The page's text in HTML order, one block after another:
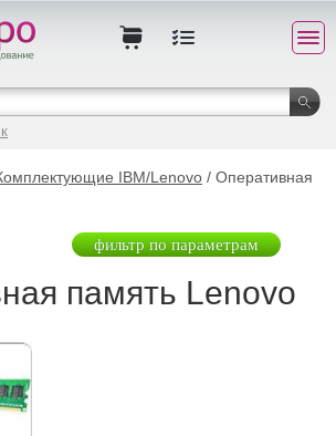
IBM/Lenovo / Оперативная
фильтр по параметрам
память Lenovo